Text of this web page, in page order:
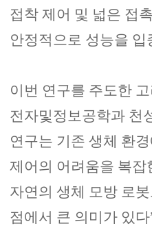
접착 제어 및 넓은 접
안정적으로 성능을 입
이번 연구를 주도한
전자및정보공학과 천
연구는 기존 생체 환
제어의 어려움을 복잡
자연의 생체 모방 로
점에서 큰 의미가 있다